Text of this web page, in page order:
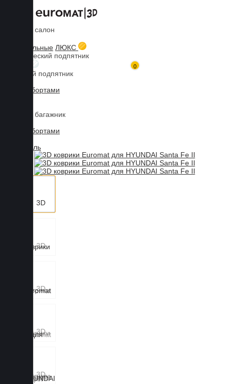
0
Коврики в салон
3D текстильные ЛЮКС
Металлический подпятник
Резиновый подпятник
3D Eva с бортами
Коврики в багажник
3D Eva с бортами
3D Текстиль
Главная Каталог товаров
3D коврики Euromat для HYUNDAI Santa Fe II (CM, 2010-2012),
EVA, Черный